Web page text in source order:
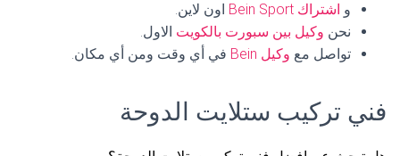
و اشتراك Bein Sport
اون لاين.
نحن وكيل بين سبورت بالكويت الاول.
تواصل مع وكيل Bein في أي وقت ومن أي مكان.
فني تركيب ستلايت الدوحة